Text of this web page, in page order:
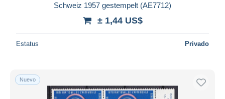
Schweiz 1957 gestempelt (AE7712)
± 1,44 US$
Estatus Privado
Nuevo